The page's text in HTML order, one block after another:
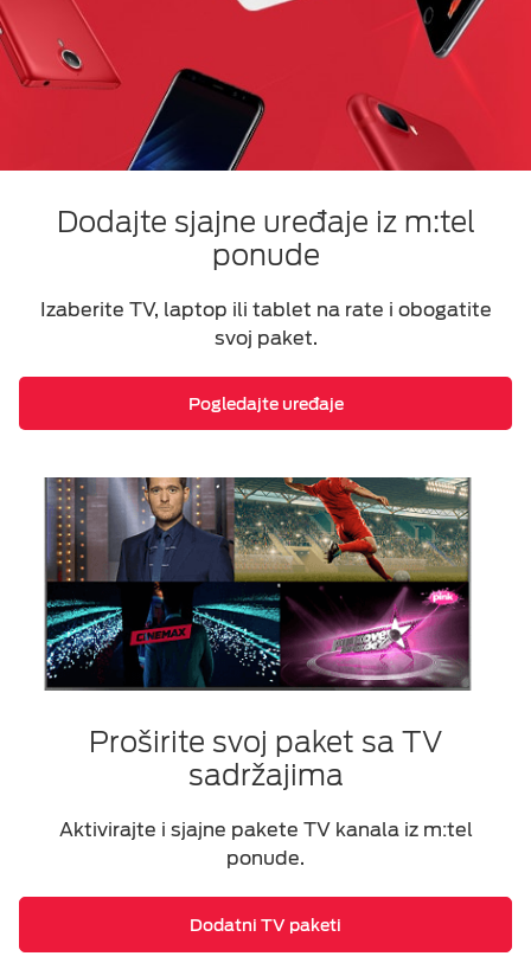
Dodajte sjajne uređaje iz m:tel
ponude
Izaberite TV, laptop ili tablet na rate i obogatite
svoj paket.
Pogledajte uređaje
Proširite svoj paket sa TV
sadržajima
Aktivirajte i sjajne pakete TV kanala iz m:tel
ponude.
Dodatni TV paketi